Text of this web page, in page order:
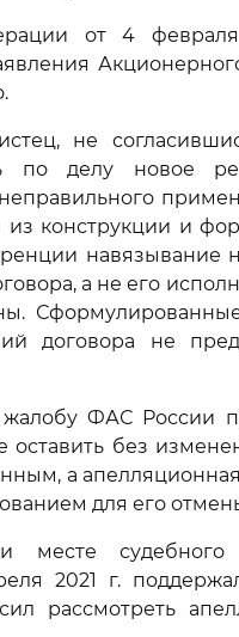
от 4
не
по делу новое
из конструкции и
навязывание
а не его
договора не
ФАС России
без
а
для его
судебного
2021 г.
рассмотреть